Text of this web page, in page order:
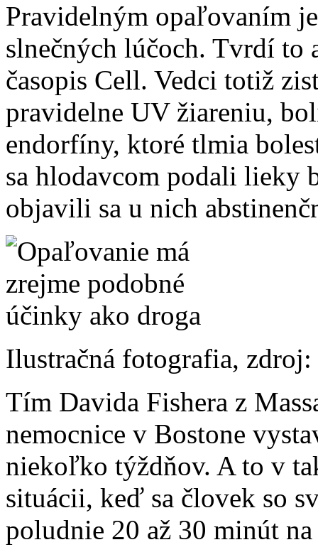
Pravidelným opaľovaním
slnečných lúčoch. Tvrdí to
časopis Cell. Vedci totiž
pravidelne UV žiareniu,
endorfíny, ktoré tlmia
sa hlodavcom podali lieky
objavili sa u nich
Ilustračná fotografia,
Tím Davida Fishera z
nemocnice v Bostone
niekoľko týždňov. A to v
situácii, keď sa človek so
poludnie 20 až 30 minút